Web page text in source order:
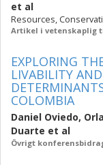
et al
Resources,
Artikel i vetenskaplig
EXPLORING
LIVABILITY
COLOMBIA
Daniel Oviedo,
Duarte et al
Övrigt